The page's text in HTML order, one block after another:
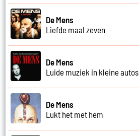
De Mens
Liefde maal zeven
De Mens
Luide muziek in kleine autos
De Mens
Lukt het met hem